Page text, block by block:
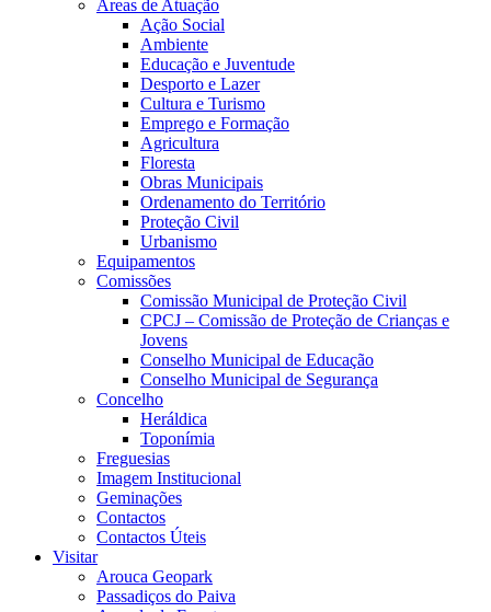
Áreas de Atuação
Ação Social
Ambiente
Educação e Juventude
Desporto e Lazer
Cultura e Turismo
Emprego e Formação
Agricultura
Floresta
Obras Municipais
Ordenamento do Território
Proteção Civil
Urbanismo
Equipamentos
Comissões
Comissão Municipal de Proteção Civil
CPCJ – Comissão de Proteção de Crianças e
Jovens
Conselho Municipal de Educação
Conselho Municipal de Segurança
Concelho
Heráldica
Toponímia
Freguesias
Imagem Institucional
Geminações
Contactos
Contactos Úteis
Visitar
Arouca Geopark
Passadiços do Paiva